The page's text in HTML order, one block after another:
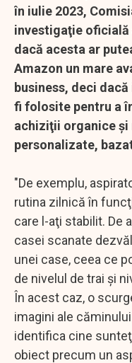
în iulie 2023,
investigaţie oficială
dacă acesta ar
Amazon un mare
business, deci
fi folosite pentru a
achiziţii organice şi
personalizate,
"De exemplu,
rutina zilnică în
care l-aţi stabilit. De
casei scanate
unei case, ceea ce
de nivelul de trai şi
În acest caz, o
imagini ale
identifica cine
obiect precum un